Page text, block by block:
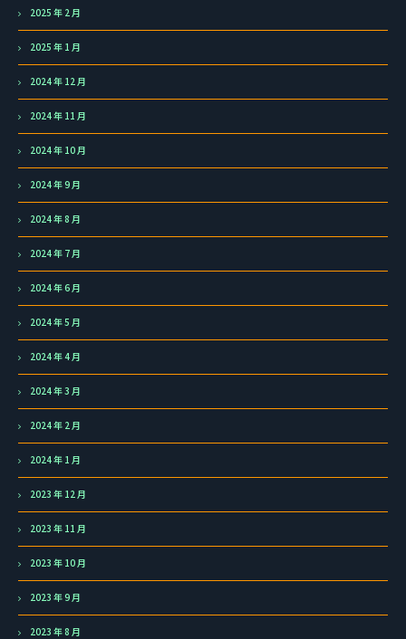
2025 年 2 月
2025 年 1 月
2024 年 12 月
2024 年 11 月
2024 年 10 月
2024 年 9 月
2024 年 8 月
2024 年 7 月
2024 年 6 月
2024 年 5 月
2024 年 4 月
2024 年 3 月
2024 年 2 月
2024 年 1 月
2023 年 12 月
2023 年 11 月
2023 年 10 月
2023 年 9 月
2023 年 8 月